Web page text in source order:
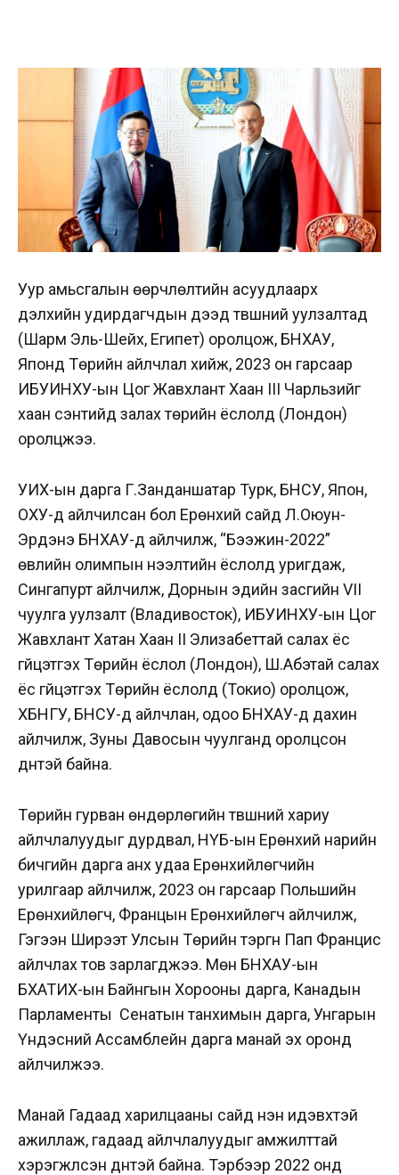
Уур амьсгалын өөрчлөлтийн асуудлаарх
дэлхийн удирдагчдын дээд түвшний уулзалтад
(Шарм Эль-Шейх, Египет) оролцож, БНХАУ,
Японд Төрийн айлчлал хийж, 2023 он гарсаар
ИБУИНХУ-ын Цог Жавхлант Хаан III Чарльзийг
хаан сэнтийд залах төрийн ёслолд (Лондон)
оролцжээ.
УИХ-ын дарга Г.Занданшатар Typк, БНСУ, Япон,
ОХУ-д айлчилсан бол Ерөнхий сайд Л.Оюун-
Эрдэнэ БНХАУ-д айлчилж, “Бээжин-2022”
өвлийн олимпын нээлтийн ёслолд уригдаж,
Сингапурт айлчилж, Дорнын эдийн засгийн VII
чуулга уулзалт (Владивосток), ИБУИНХУ-ын Цог
Жавхлант Хатан Хаан II Элизабеттай салах ёс
гүйцэтгэх Төрийн ёслол (Лондон), Ш.Абэтай салах
ёс гүйцэтгэх Төрийн ёслолд (Токио) оролцож,
ХБНГУ, БНСУ-д айлчлан, одоо БНХАУ-д дахин
айлчилж, Зуны Давосын чуулганд оролцсон
дүнтэй байна.
Төрийн гурван өндөрлөгийн түвшний хариу
айлчлалуудыг дурдвал, НҮБ-ын Ерөнхий нарийн
бичгийн дарга анх удаа Ерөнхийлөгчийн
урилгаар айлчилж, 2023 он гарсаар Польшийн
Ерөнхийлөгч, Францын Ерөнхийлөгч айлчилж,
Гэгээн Ширээт Улсын Төрийн тэргүүн Пап Францис
айлчлах тов зарлагджээ. Мөн БНХАУ-ын
БХАТИХ-ын Байнгын Хорооны дарга, Канадын
Парламенты Сенатын танхимын дарга, Унгарын
Үндэсний Ассамблейн дарга манай эх оронд
айлчилжээ.
Манай Гадаад харилцааны сайд нэн идэвхтэй
ажиллаж, гадаад айлчлалуудыг амжилттай
хэрэгжүүлсэн дүнтэй байна. Тэрбээр 2022 онд